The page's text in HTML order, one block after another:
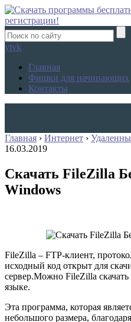
ytvk
Главная
Фишки для начинающих
Контакты
Главная › Интернет ›
16.03.2019
Скачать FileZilla
Windows
FileZilla – FTP-клиент,
исходный код открыт для
сервер.Можно FileZilla
языке.
Эта программа, которая
небольшого размера,